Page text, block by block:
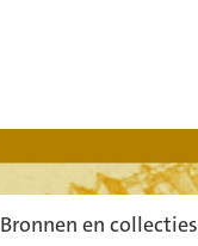
Bronnen en collecties